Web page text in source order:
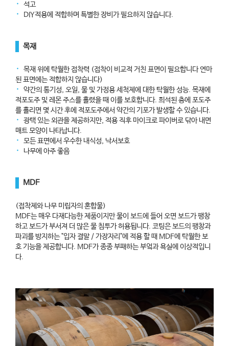
᛫ 석고
᛫ DIY적용에 적합하며 특별한 장비가 필요하지 않습니다.
목재
᛫ 목재 위에 탁월한 접착력 (접착이 비교적 거친 표면이 필요합니다 연마
된 표면에는 적합하지 않습니다)
᛫ 약간의 통기성, 오일, 물 및 가정용 세척제에 대한 탁월한 성능. 목재에
적포도주 및 레몬 주스를 흘렸을 때 이를 보호합니다. 희석된 층에 포도주
를 흘리면 몇 시간 후에 적포도주에서 약간의 기포가 발생할 수 있습니다.
᛫ 광택 있는 외관을 제공하지만, 적용 직후 마이크로 파이버로 닦아 내면
매트 모양이 나타납니다.
᛫ 모든 표면에서 우수한 내식성, 낙서보호
᛫ 나무에 아주 좋음
MDF
(접착제와 나무 미립자의 혼합물)
MDF는 매우 다재다능한 제품이지만 물이 보드에 들어 오면 보드가 팽창
하고 보드가 부서져 더 많은 물 침투가 허용됩니다. 코팅은 보드의 팽창과
파괴를 방지하는 "입자 결말 / 가장자리"에 적용 할 때 MDF에 탁월한 보
호 기능을 제공합니다. MDF가 종종 부패하는 부엌과 욕실에 이상적입니
다.